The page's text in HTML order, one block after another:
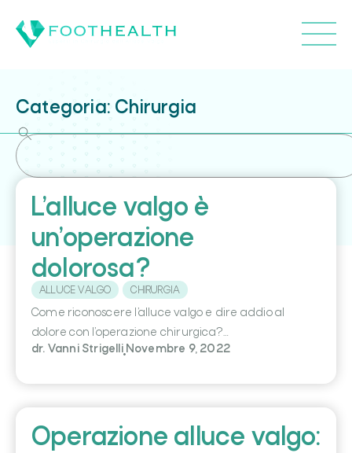
Categoria: Chirurgia
L’alluce valgo è
un’operazione
dolorosa?
ALLUCE VALGO CHIRURGIA
Come riconoscere l’alluce valgo e dire addio al
dolore con l’operazione chirurgica?…
dr. Vanni Strigelli Novembre 9, 2022
Operazione alluce valgo: